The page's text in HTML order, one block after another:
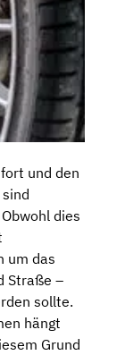
und den
dies
um das
Straße –
sollte.
hängt
Grund